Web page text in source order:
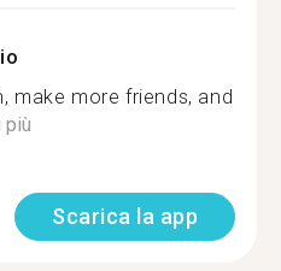
make more friends, and
più
Scarica la app